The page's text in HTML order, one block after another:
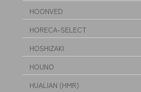
HOONVED
HORECA-SELECT
HOSHIZAKI
HOUNO
HUALIAN (HMR)